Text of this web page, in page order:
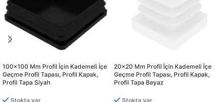
100×100 Mm Profil İçin Kademeli İçe
Geçme Profil Tapası, Profil Kapak,
Profil Tapa Siyah
Stokta var
20×20 Mm Profil İçin Kademeli İçe
Geçme Profil Tapası, Profil Kapak,
Profil Tapa Beyaz
Stokta var